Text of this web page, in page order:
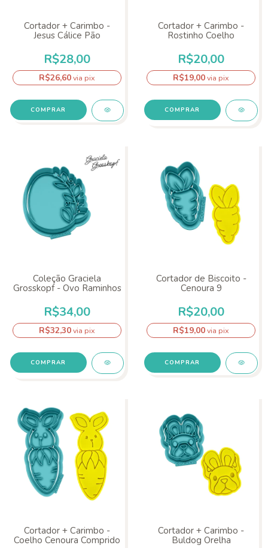
Cortador + Carimbo -
Jesus Cálice Pão
R$28,00
R$26,60via pix
COMPRAR
Cortador + Carimbo -
Rostinho Coelho
R$20,00
R$19,00via pix
Coleção Graciela
Grosskopf - Ovo Raminhos
R$34,00
R$32,30via pix
Cortador de Biscoito -
Cenoura 9
R$20,00
R$19,00via pix
COMPRAR
Cortador + Carimbo -
Coelho Cenoura Comprido
Cortador + Carimbo -
Buldog Orelha